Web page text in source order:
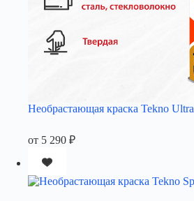
Необрастающая краска Tekno Ultra
от 5 290 ₽